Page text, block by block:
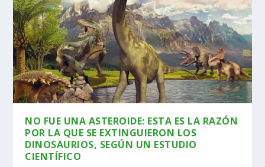
NO FUE UNA ASTEROIDE: ESTA ES LA RAZÓN
POR LA QUE SE EXTINGUIERON LOS
DINOSAURIOS, SEGÚN UN ESTUDIO
CIENTÍFICO